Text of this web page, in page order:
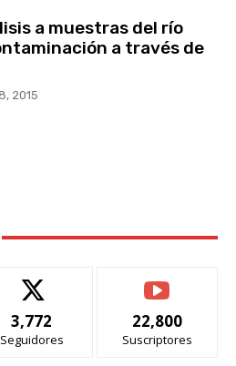
a muestras del río
a través de
2015
3,772
Seguidores
22,800
Suscriptores